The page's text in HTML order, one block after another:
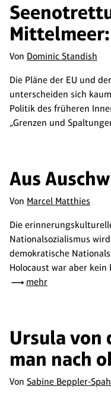
Von Dominic Standish
Die Pläne der EU und
unterscheiden sich
Politik des früheren
„Grenzen und
Aus
Von Marcel Matthies
Die
Nationalsozialismus
demokratische
Holocaust war aber
mehr
Ursula von
man nach
Von Sabine Beppler-